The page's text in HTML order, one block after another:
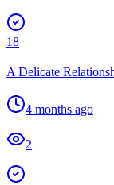
18
A Delicate
4 months ago
2